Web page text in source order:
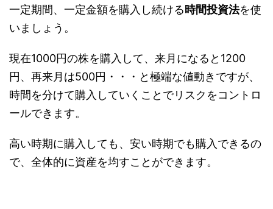
一定期間、一定金額を購入し続ける時間投資法を使
いましょう。
現在1000円の株を購入して、来月になると1200
円、再来月は500円・・・と極端な値動きですが、
時間を分けて購入していくことでリスクをコントロ
ールできます。
高い時期に購入しても、安い時期でも購入できるの
で、全体的に資産を均すことができます。